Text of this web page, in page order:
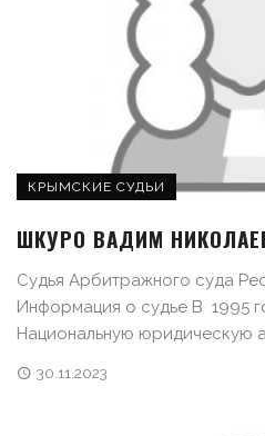
КРЫМСКИЕ СУДЬИ
ШКУРО ВАДИМ
Судья Арбитражного суда
Информация о судье В 1995
Национальную юридическую
30.11.2023